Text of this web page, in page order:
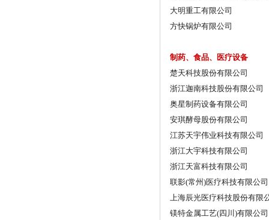
大明重工有限公司
方快锅炉有限公司
制药、食品、医疗设备
楚天科技股份有限公司
浙江迦南科技股份有限公司
奥星制药设备有限公司
安琪酵母股份有限公司
江苏天宇伟业科技有限公司
浙江大宇科技有限公司
浙江天富科技有限公司
联影(常州)医疗科技有限公司
上海辰光医疗科技股份有限
镁特金属工艺(四川)有限公司